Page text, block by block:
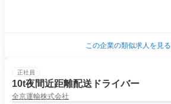
この企業の類似求人を見る
正社員
10t夜間近距離配送ドライバー
全京運輸株式会社